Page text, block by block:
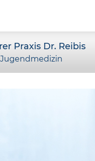
Praxis Dr. Reibis